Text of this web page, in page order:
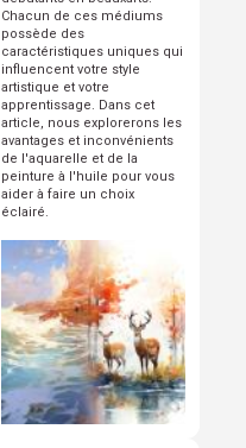
Chacun de ces médiums
possède des
caractéristiques uniques qui
influencent votre style
artistique et votre
apprentissage. Dans cet
article, nous explorerons les
avantages et inconvénients
de l'aquarelle et de la
peinture à l'huile pour vous
aider à faire un choix
éclairé.